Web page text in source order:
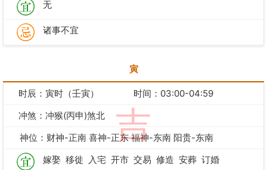
无
诸事不宜
寅
吉
时辰：寅时（壬寅）
时间：03:00-04:59
冲煞：冲猴(丙申)煞北
神位：财神-正南 喜神-正东 福神-东南 阳贵-东南
嫁娶 移徙 入宅 开市 交易 修造 安葬 订婚